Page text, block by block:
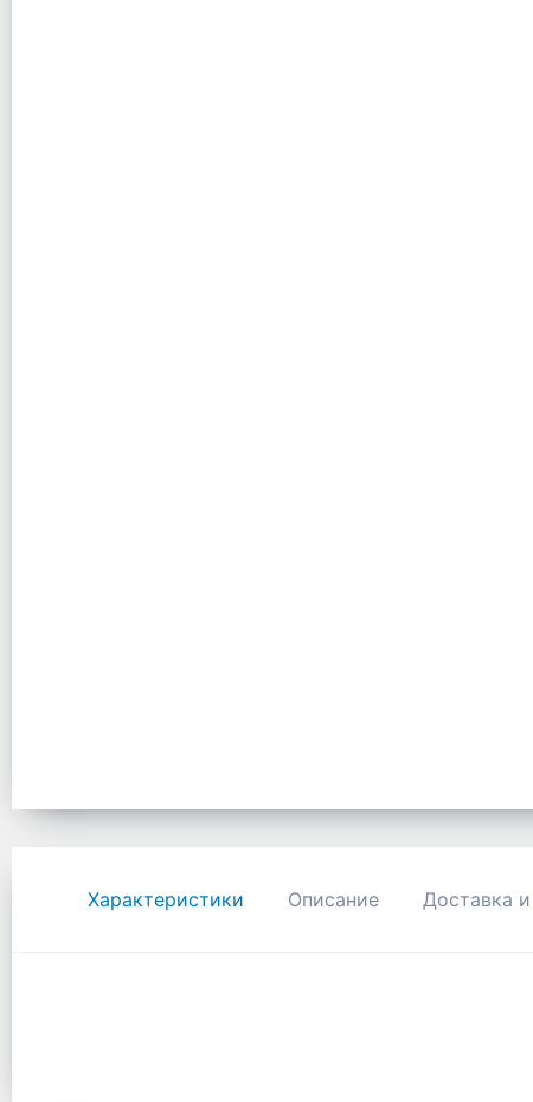
Характеристики Описание Доставка